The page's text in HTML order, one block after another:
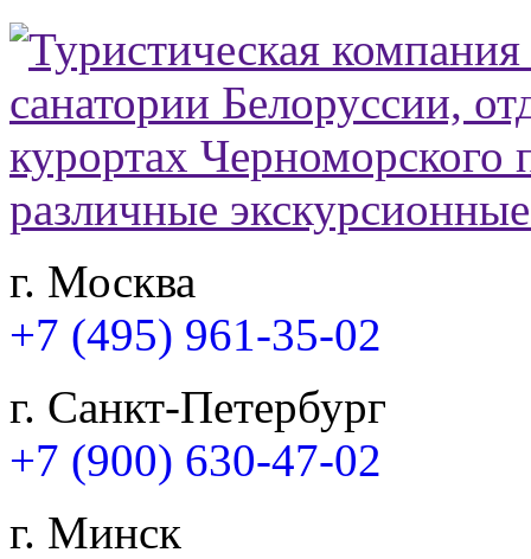
г. Москва
+7 (495) 961-35-02
г. Санкт-Петербург
+7 (900) 630-47-02
г. Минск